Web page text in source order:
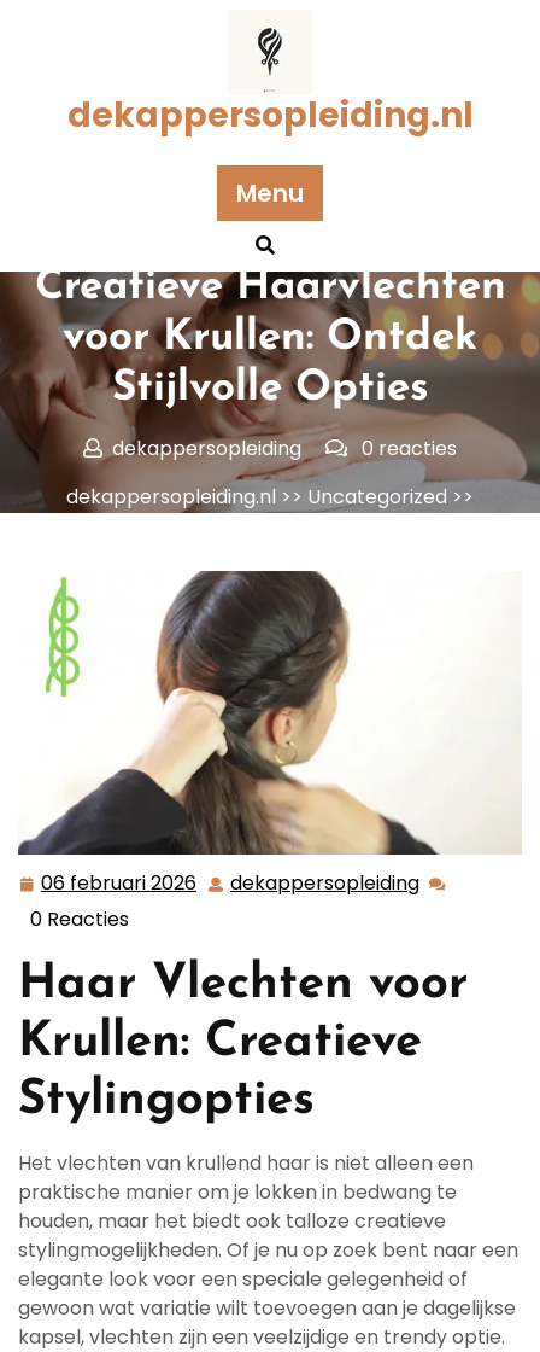
dekappersopleiding.nl
Menu
Geplaatst op 06 februari 2026
Creatieve Haarvlechten
voor Krullen: Ontdek
Stijlvolle Opties
dekappersopleiding
0 reacties
dekappersopleiding.nl >> Uncategorized >>
06 februari 2026 06 dekappersopleiding
0 Reacties
Haar Vlechten voor
Krullen: Creatieve
Stylingopties
Het vlechten van krullend haar is niet alleen een
praktische manier om je lokken in bedwang te
houden, maar het biedt ook talloze creatieve
stylingmogelijkheden. Of je nu op zoek bent naar een
elegante look voor een speciale gelegenheid of
gewoon wat variatie wilt toevoegen aan je dagelijkse
kapsel, vlechten zijn een veelzijdige en trendy optie.